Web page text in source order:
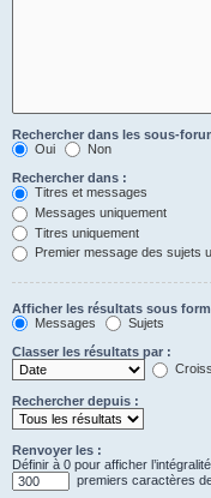
Rechercher dans les sous-
Oui
Non
Rechercher dans :
Titres et messages
Messages uniquement
Titres uniquement
Premier message des sujets
Afficher les résultats sous
Messages
Sujets
Classer les résultats par :
Rechercher depuis :
Renvoyer les :
Définir à 0 pour afficher
premiers caractères